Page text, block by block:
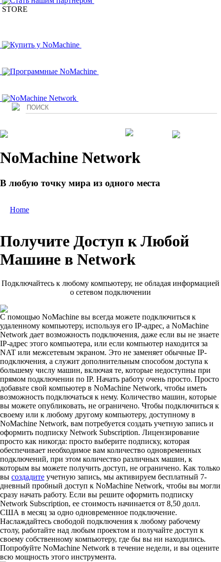
STORE
Купить у NoMachine
Программные NoMachine
NoMachine Network
NoMachine Network
В любую точку мира из одного места
Home
Получите Доступ к Любой
Машине в Network
Подключайтесь к любому компьютеру, не обладая информацией
о сетевом подключении
С помощью NoMachine вы всегда можете подключиться к
удаленному компьютеру, используя его IP-адрес, а NoMachine
Network дает возможность подключения, даже если вы не знаете
IP-адрес этого компьютера, или если компьютер находится за
NAT или межсетевым экраном. Это не заменяет обычные IP-
подключения, а служит дополнительным способом доступа к
большему числу машин, включая те, которые недоступны при
прямом подключении по IP. Начать работу очень просто. Просто
добавьте свой компьютер в NoMachine Network, чтобы иметь
возможность подключаться к нему. Количество машин, которые
вы можете опубликовать, не ограничено. Чтобы подключиться к
своему или к любому другому компьютеру, доступному в
NoMachine Network, вам потребуется создать учетную запись и
оформить подписку Network Subscription. Лицензирование
просто как никогда: просто выберите подписку, которая
обеспечивает необходимое вам количество одновременных
подключений, при этом количество различных машин, к
которым вы можете получить доступ, не ограничено. Как только
вы создадите учетную запись, мы активируем бесплатный 7-
дневный пробный доступ к NoMachine Network, чтобы вы могли
сразу начать работу. Если вы решите оформить подписку
Network Subscription, ее стоимость начинается от 8,50 долл.
США в месяц за одно одновременное подключение.
Наслаждайтесь свободой подключения к любому рабочему
столу, работайте над любым проектом и получайте доступ к
своему собственному компьютеру, где бы вы ни находились.
Попробуйте NoMachine Network в течение недели, и вы оцените
всю мощность этого инструмента.